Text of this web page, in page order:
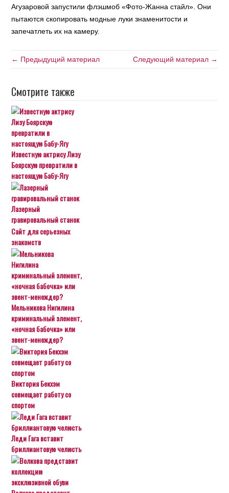
Агузаровой запустили флэшмоб «Фото-Жанна стайл». Они
пытаются скопировать модные луки знаменитости и
запечатлеть их на камеру.
← Предыдущий материал Следующий материал →
Смотрите также
Известную актрису Лизу
Боярскую превратили в
настоящую Бабу-Ягу
Лазерный
гравировальный станок
Сайт для серьезных
знакомств
Мельникова Нигилина
криминальный элемент,
«ночная бабочка» или
эвент-менеждер?
Виктория Бекхэм
совмещает работу со
спортом
Леди Гага вставит
бриллиантовую челюсть